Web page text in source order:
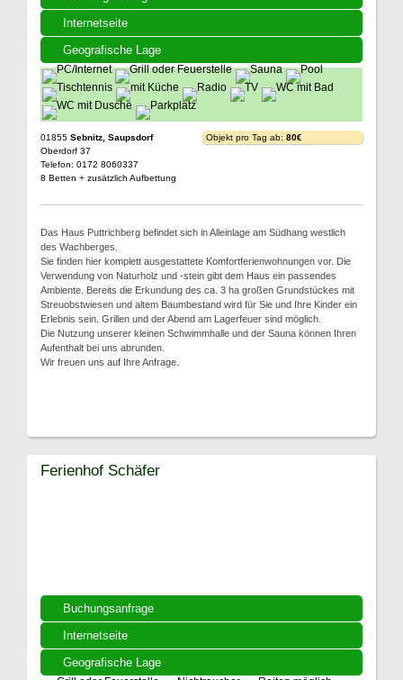
Internetseite
Geografische Lage
01855 Sebnitz, Saupsdorf
Oberdorf 37
Telefon: 0172 8060337
8 Betten + zusätzlich Aufbettung
Objekt pro Tag ab: 80€
Das Haus Puttrichberg befindet sich in Alleinlage am Südhang westlich
des Wachberges.
Sie finden hier komplett ausgestattete Komfortferienwohnungen vor. Die
Verwendung von Naturholz und -stein gibt dem Haus ein passendes
Ambiente. Bereits die Erkundung des ca. 3 ha großen Grundstückes mit
Streuobstwiesen und altem Baumbestand wird für Sie und Ihre Kinder ein
Erlebnis sein. Grillen und der Abend am Lagerfeuer sind möglich.
Die Nutzung unserer kleinen Schwimmhalle und der Sauna können Ihren
Aufenthalt bei uns abrunden.
Wir freuen uns auf Ihre Anfrage.
Buchungsanfrage
Internetseite
Geografische Lage
Ferienhof Schäfer